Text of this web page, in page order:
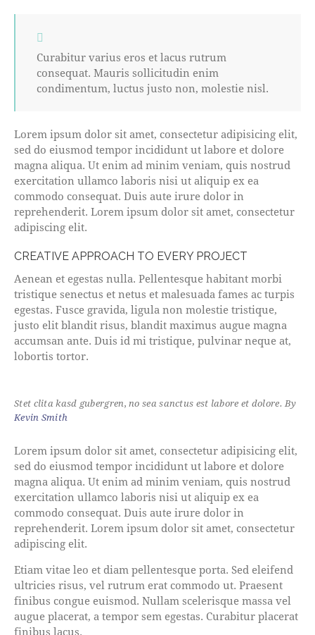
Curabitur varius eros et lacus rutrum
consequat. Mauris sollicitudin enim
condimentum, luctus justo non, molestie nisl.
Lorem ipsum dolor sit amet, consectetur adipisicing elit,
sed do eiusmod tempor incididunt ut labore et dolore
magna aliqua. Ut enim ad minim veniam, quis nostrud
exercitation ullamco laboris nisi ut aliquip ex ea
commodo consequat. Duis aute irure dolor in
reprehenderit. Lorem ipsum dolor sit amet, consectetur
adipiscing elit.
CREATIVE APPROACH TO EVERY PROJECT
Aenean et egestas nulla. Pellentesque habitant morbi
tristique senectus et netus et malesuada fames ac turpis
egestas. Fusce gravida, ligula non molestie tristique,
justo elit blandit risus, blandit maximus augue magna
accumsan ante. Duis id mi tristique, pulvinar neque at,
lobortis tortor.
Stet clita kasd gubergren, no sea sanctus est labore et dolore. By
Kevin Smith
Lorem ipsum dolor sit amet, consectetur adipisicing elit,
sed do eiusmod tempor incididunt ut labore et dolore
magna aliqua. Ut enim ad minim veniam, quis nostrud
exercitation ullamco laboris nisi ut aliquip ex ea
commodo consequat. Duis aute irure dolor in
reprehenderit. Lorem ipsum dolor sit amet, consectetur
adipiscing elit.
Etiam vitae leo et diam pellentesque porta. Sed eleifend
ultricies risus, vel rutrum erat commodo ut. Praesent
finibus congue euismod. Nullam scelerisque massa vel
augue placerat, a tempor sem egestas. Curabitur placerat
finibus lacus.